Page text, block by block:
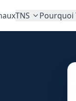
TNS Pourquoi